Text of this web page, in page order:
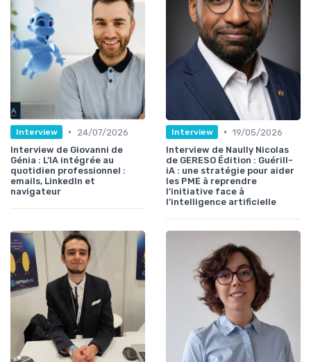
Interview •
24/07/2026
Interview de Giovanni de
Génia : L’IA intégrée au
quotidien professionnel :
emails, LinkedIn et
navigateur
Interview • 19/05/2026
Interview de Naully Nicolas
de GERESO Édition : Guérill-
iA : une stratégie pour aider
les PME à reprendre
l’initiative face à
l’intelligence artificielle